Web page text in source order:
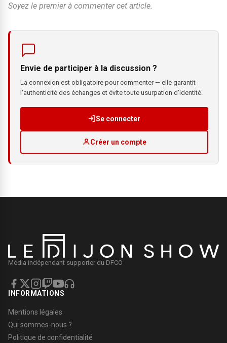
Soyez le premier à commenter cet article.
Envie de participer à la discussion ?
La connexion est obligatoire pour commenter — elle garantit
l'authenticité des échanges et évite toute usurpation d'identité.
Se connecter
Créer un compte
Média indépendant supporter du DFCO
INFORMATIONS
Mentions légales
Qui sommes-nous ?
Politique de confidentialité